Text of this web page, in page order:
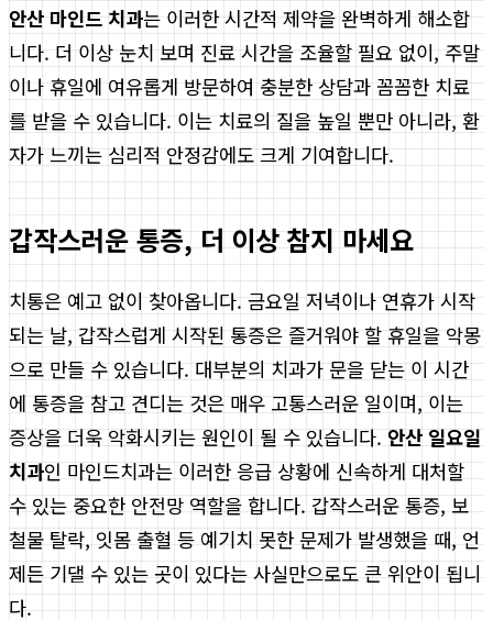
안산 마인드 치과는 이러한 시간적 제약을 완벽하게 해소합
니다. 더 이상 눈치 보며 진료 시간을 조율할 필요 없이, 주말
이나 휴일에 여유롭게 방문하여 충분한 상담과 꼼꼼한 치료
를 받을 수 있습니다. 이는 치료의 질을 높일 뿐만 아니라, 환
자가 느끼는 심리적 안정감에도 크게 기여합니다.
갑작스러운 통증, 더 이상 참지 마세요
치통은 예고 없이 찾아옵니다. 금요일 저녁이나 연휴가 시작
되는 날, 갑작스럽게 시작된 통증은 즐거워야 할 휴일을 악몽
으로 만들 수 있습니다. 대부분의 치과가 문을 닫는 이 시간
에 통증을 참고 견디는 것은 매우 고통스러운 일이며, 이는
증상을 더욱 악화시키는 원인이 될 수 있습니다. 안산 일요일
치과인 마인드치과는 이러한 응급 상황에 신속하게 대처할
수 있는 중요한 안전망 역할을 합니다. 갑작스러운 통증, 보
철물 탈락, 잇몸 출혈 등 예기치 못한 문제가 발생했을 때, 언
제든 기댈 수 있는 곳이 있다는 사실만으로도 큰 위안이 됩니
다.